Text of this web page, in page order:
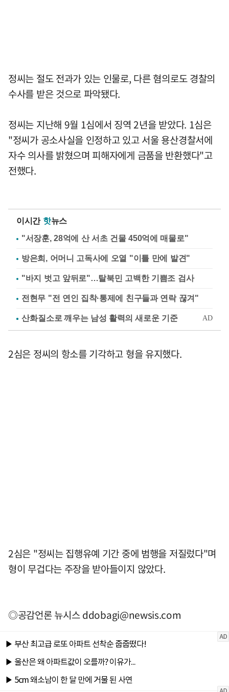
정씨는 절도 전과가 있는 인물로, 다른 혐의로도 경찰의
수사를 받은 것으로 파악됐다.
정씨는 지난해 9월 1심에서 징역 2년을 받았다. 1심은
"정씨가 공소사실을 인정하고 있고 서울 용산경찰서에
자수 의사를 밝혔으며 피해자에게 금품을 반환했다"고
전했다.
이시간 핫뉴스
"서장훈, 28억에 산 서초 건물 450억에 매물로"
방은희, 어머니 고독사에 오열 "이틀 만에 발견"
"바지 벗고 앞뒤로"…탈북민 고백한 기쁨조 검사
전현무 "전 연인 집착·통제에 친구들과 연락 끊겨"
2심은 정씨의 항소를 기각하고 형을 유지했다.
2심은 "정씨는 집행유예 기간 중에 범행을 저질렀다"며
형이 무겁다는 주장을 받아들이지 않았다.
◎공감언론 뉴시스ddobagi@newsis.com